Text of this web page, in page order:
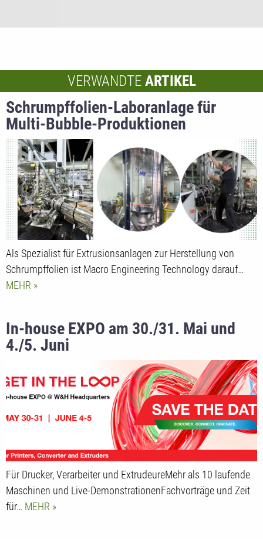
VERWANDTE ARTIKEL
Schrumpffolien-Laboranlage für
Multi-Bubble-Produktionen
Als Spezialist für Extrusionsanlagen zur Herstellung von
Schrumpffolien ist Macro Engineering Technology darauf…
MEHR
In-house EXPO am 30./31. Mai und
4./5. Juni
Für Drucker, Verarbeiter und ExtrudeureMehr als 10 laufende
Maschinen und Live-DemonstrationenFachvorträge und Zeit
für… MEHR